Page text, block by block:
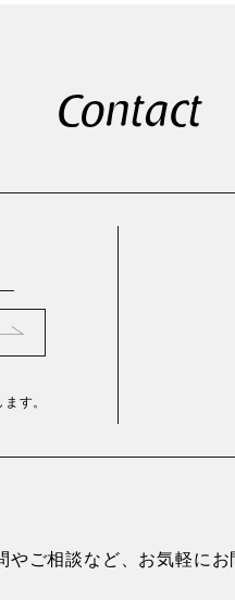
Contact
す。
やご相談など、お気軽にお